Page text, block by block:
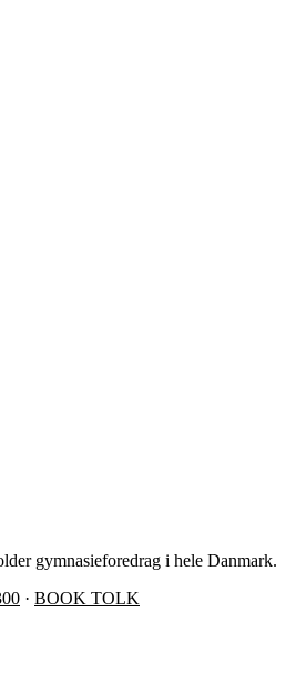
gymnasieforedrag i hele Danmark.
· BOOK TOLK